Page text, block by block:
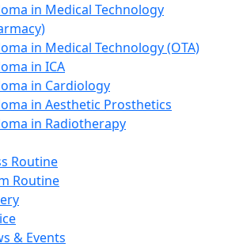
in Medical Technology
in Medical Technology (OTA)
in ICA
in Cardiology
in Aesthetic Prosthetics
in Radiotherapy
Routine
Routine
& Events